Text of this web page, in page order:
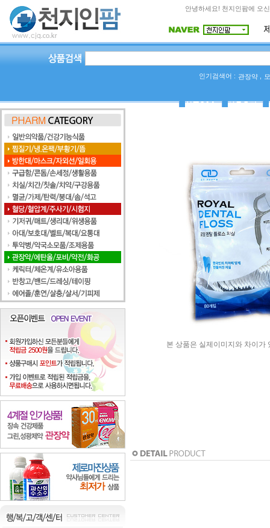
안녕하세요! 천지인팜에 오
인기검색어 : 관장약
상품Q&A 사용후기
본 상품은 실제이미지와 차이가